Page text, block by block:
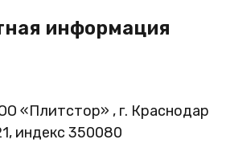
информация
«Плитстор» , г. Краснодар
индекс 350080